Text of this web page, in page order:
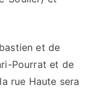
et de
Pourrat et de
rue Haute sera